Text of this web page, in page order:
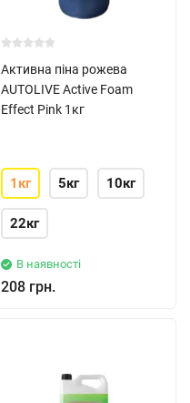
Активна піна рожева
AUTOLIVE Active Foam
Effect Pink 1кг
1кг 5кг 10кг
22кг
В наявності
208 грн.